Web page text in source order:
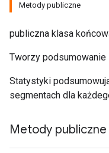
Metody publiczne
publiczna klasa
Tworzy
Statystyki
segmentach dla
Metody publiczne